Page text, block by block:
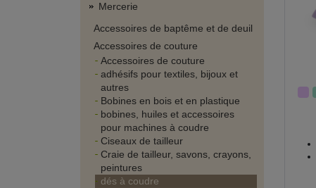
Mercerie
Accessoires de baptême et de deuil
Accessoires de couture
Accessoires de couture
adhésifs pour textiles, bijoux et
autres
Bobines en bois et en plastique
bobines, huiles et accessoires
pour machines à coudre
Ciseaux de tailleur
Craie de tailleur, savons, crayons,
peintures
dés à coudre